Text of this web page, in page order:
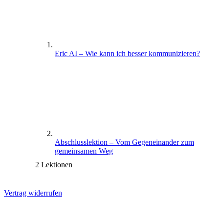
Eric AI – Wie kann ich besser kommunizieren?
Abschlusslektion – Vom Gegeneinander zum
gemeinsamen Weg
2 Lektionen
Vertrag widerrufen